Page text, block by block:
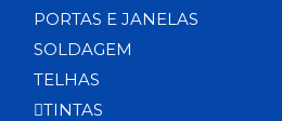
PORTAS E JANELAS
SOLDAGEM
TELHAS
TINTAS